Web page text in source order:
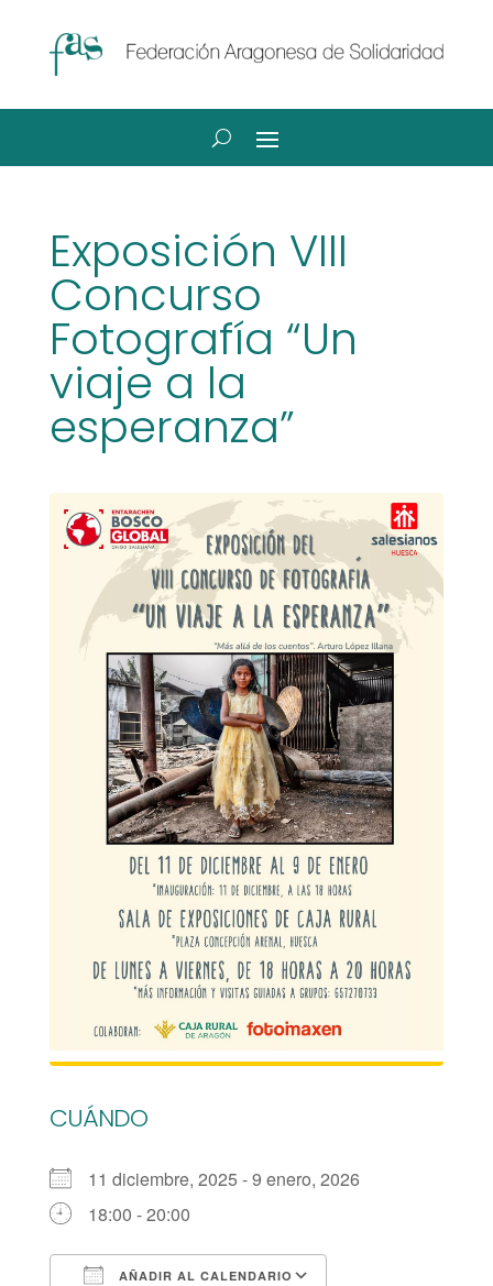
Exposición VIII
Concurso
Fotografía “Un
viaje a la
esperanza”
CUÁNDO
11 diciembre, 2025 - 9 enero, 2026
18:00 - 20:00
AÑADIR AL CALENDARIO